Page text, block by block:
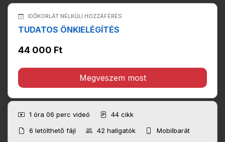
IDŐKORLÁT NÉLKÜLI HOZZÁFÉRÉS
TUDATOS ÖNKIELÉGÍTÉS
44 000 Ft
Megveszem most
1 óra 06 perc videó 44 cikk
6 letölthető fájl 42 hallgatók
Mobilbarát